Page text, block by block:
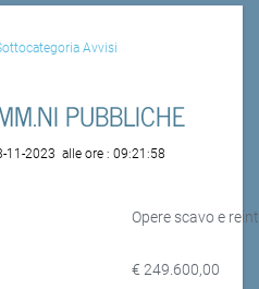
Avvisi
PUBBLICHE
11-2023 alle ore : 09:21:58
Opere scavo e
€ 249.600,00